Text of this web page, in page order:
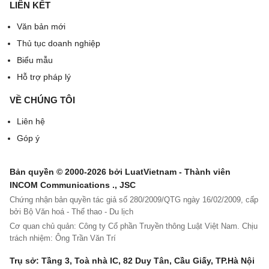
[04]. Địa chỉ đăng ký kinh doanh: ghi địa chỉ theo
[05]. Địa chỉ giao dịch hoặc liên hệ: ghi đầy đủ số
nhà, đường phố, thôn xóm; xã, phường, thị trấn;
quận, huyện thị xã, thành phố thuộc tỉnh; tỉnh, thành
phố nơi đơn vị đóng trụ sở.
[06]. Loại hình đơn vị: ghi các loại hình đơn vị như:
Cơ quan hành chính, Đảng, đoàn; Sự nghiệp công
nước; doanh nghiệp ngoài nhà nước; doanh nghiệp
có vốn đầu tư nước ngoài; Hợp tác xã; Tổ hợp tác;
hộ kinh doanh cá thể; cá nhân có sử dụng lao động;
Văn phòng đại diện, tổ chức quốc tế.
[07]. Số điện thoại: ghi số điện thoại của đơn vị.
LIÊN KẾT
Văn bản mới
Thủ tục doanh nghiệp
Biểu mẫu
Hỗ trợ pháp lý
VỀ CHÚNG TÔI
Liên hệ
Góp ý
Bản quyền © 2000-2026 bởi LuatVietnam - Thành viên
INCOM Communications ., JSC
Chứng nhận bản quyền tác giả số 280/2009/QTG ngày 16/02/2009, cấp
bởi Bộ Văn hoá - Thể thao - Du lịch
Cơ quan chủ quản: Công ty Cổ phần Truyền thông Luật Việt Nam. Chịu
trách nhiệm: Ông Trần Văn Trí
Trụ sở: Tầng 3, Toà nhà IC, 82 Duy Tân, Cầu Giấy, TP.Hà Nội